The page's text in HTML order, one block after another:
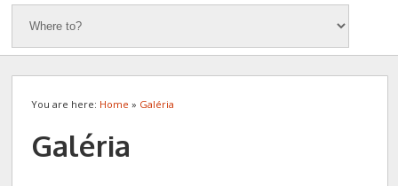
You are here: Home » Galéria
Galéria